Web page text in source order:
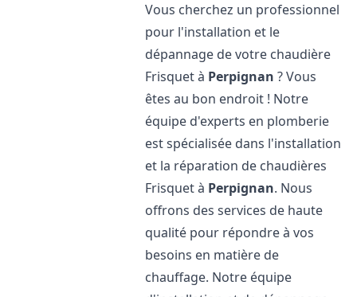
Vous cherchez un professionnel
pour l'installation et le
dépannage de votre chaudière
Frisquet à Perpignan ? Vous
êtes au bon endroit ! Notre
équipe d'experts en plomberie
est spécialisée dans l'installation
et la réparation de chaudières
Frisquet à Perpignan. Nous
offrons des services de haute
qualité pour répondre à vos
besoins en matière de
chauffage. Notre équipe